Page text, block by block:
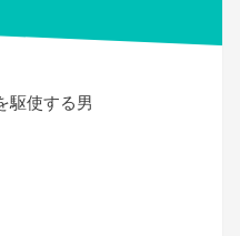
駆使する男